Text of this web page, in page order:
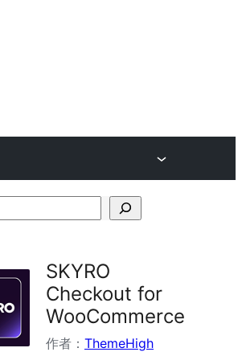
SKYRO
Checkout for
WooCommerce
作者： ThemeHigh